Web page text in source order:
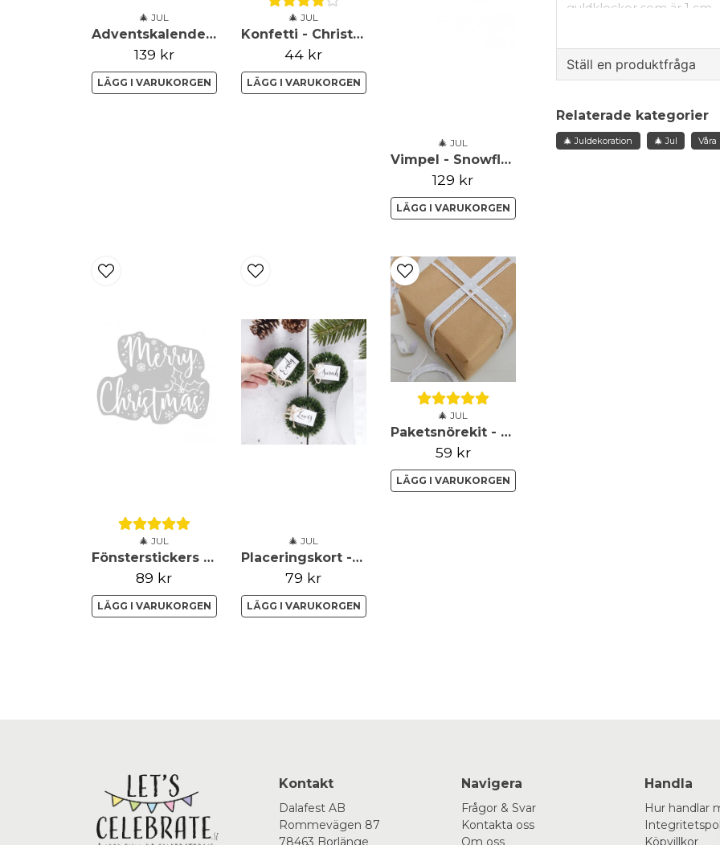
🎄 JUL
Adventskalender - Jutestrumpor
139 kr
LÄGG I VARUKORGEN
🎄 JUL
Konfetti - Christmas Cheers
44 kr
LÄGG I VARUKORGEN
🎄 JUL
Vimpel - Snowflake
129 kr
LÄGG I VARUKORGEN
🎄 JUL
Fönsterstickers - Let It Snow - Merry Christmas
89 kr
LÄGG I VARUKORGEN
🎄 JUL
Placeringskort - Kransar - Rustic Christmas
79 kr
LÄGG I VARUKORGEN
🎄 JUL
Paketsnörekit - Christmas Metallics
59 kr
LÄGG I VARUKORGEN
guldklockor som är 1 cm
Ställ en produktfråga
Fråga oss något om
Relaterade kategorier
🎄 Juldekoration 🎄 Jul
Kontakt
Dalafest AB
Rommevägen 87
78463 Borlänge
Navigera
Frågor & Svar
Kontakta oss
Om oss
Handla
Hur handlar
Köpvillkor